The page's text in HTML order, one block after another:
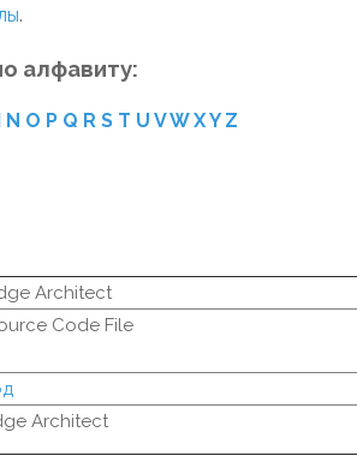
.
алфавиту:
N O P Q R S T U VW XY Z
Architect
Code File
Architect